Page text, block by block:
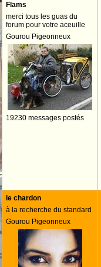
Flams
merci tous les guas du
forum pour votre aceuille
Gourou Pigeonneux
19230 messages postés
le chardon
à la recherche du standard
Gourou Pigeonneux